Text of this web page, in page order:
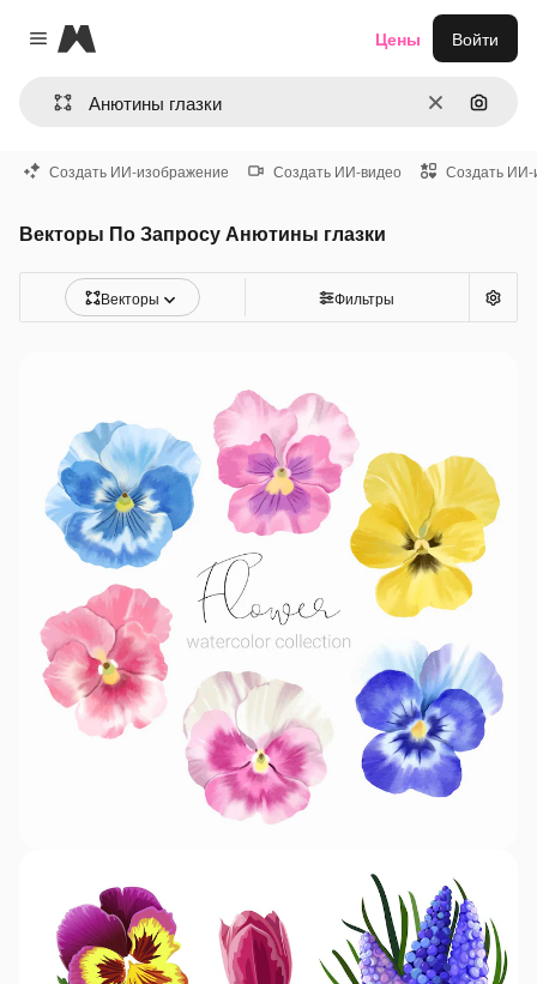
Close menu
Magnific
ОчиститьПоиск
Цены Войти
Создать ИИ-изображение Создать ИИ-видео Создать ИИ-
Векторы По Запросу Анютины глазки
Векторы Фильтры